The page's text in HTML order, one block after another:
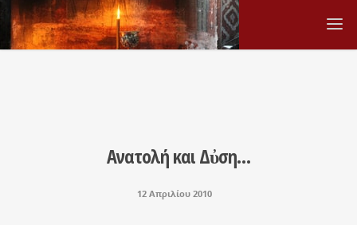
Ανατολή και Δὐση…
12 Απριλίου 2010